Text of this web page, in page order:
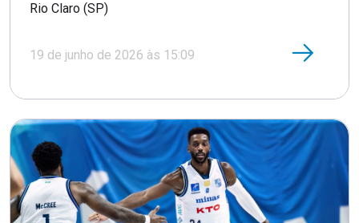
Rio Claro (SP)
19 de junho de 2026 às 15:09